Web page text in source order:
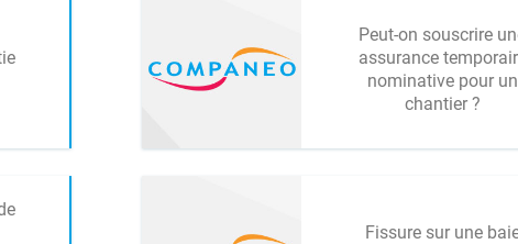
Peut-on souscrire
assurance
nominative pour un
chantier ?
Fissure sur une